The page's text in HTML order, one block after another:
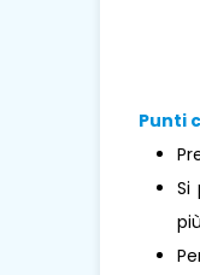
Punti
Si